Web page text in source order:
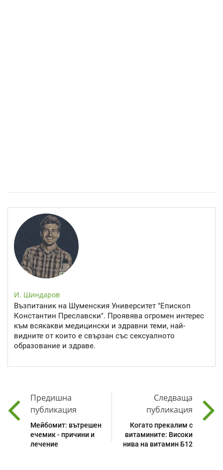
И. Шиндаров
Възпитаник на Шуменския Университет "Епископ
Константин Преславски". Проявява огромен интерес
към всякакви медицински и здравни теми, най-
видните от които е свързан със сексуалното
образование и здраве.
Предишна
публикация
Мейбомит: вътрешен
ечемик - причини и
лечение
Следваща
публикация
Когато прекалим с
витамините: Високи
нива на витамин Б12